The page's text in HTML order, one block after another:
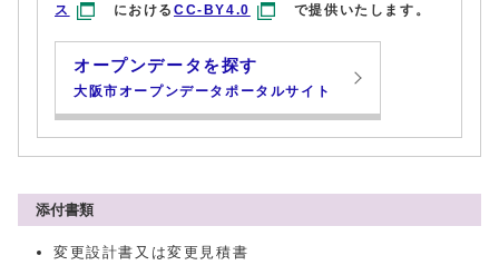
ス
におけるCC-BY4.0 で提供いたします。
オープンデータを探す
大阪市オープンデータポータルサイト
添付書類
変更設計書又は変更見積書